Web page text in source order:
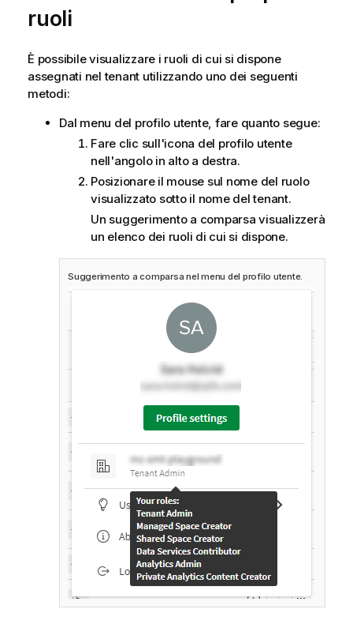
ruoli
È possibile visualizzare i ruoli di cui si dispone
assegnati nel tenant utilizzando uno dei seguenti
metodi:
Dal menu del profilo utente, fare quanto segue:
Fare clic sull'icona del profilo utente
nell'angolo in alto a destra.
Posizionare il mouse sul nome del ruolo
visualizzato sotto il nome del tenant.
Un suggerimento a comparsa visualizzerà
un elenco dei ruoli di cui si dispone.
Suggerimento a comparsa nel menu del profilo utente.